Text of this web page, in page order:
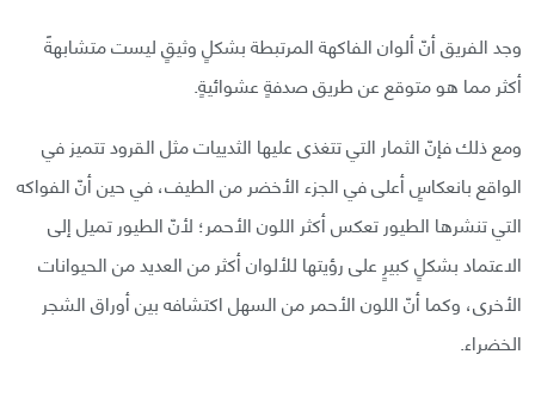
وجد الفريق أنّ ألوان الفاكهة المرتبطة بشكلٍ وثيقٍ ليست متشابهةً
أكثر مما هو متوقع عن طريق صدفةٍ عشوائيةٍ.
ومع ذلك فإنّ الثمار التي تتغذى عليها الثدييات مثل القرود تتميز في
الواقع بانعكاسٍ أعلى في الجزء الأخضر من الطيف، في حين أنّ الفواكه
التي تنشرها الطيور تعكس أكثر اللون الأحمر؛ لأنّ الطيور تميل إلى
الاعتماد بشكلٍ كبيرٍ على رؤيتها للألوان أكثر من العديد من الحيوانات
الأخرى، وكما أنّ اللون الأحمر من السهل اكتشافه بين أوراق الشجر
الخضراء.